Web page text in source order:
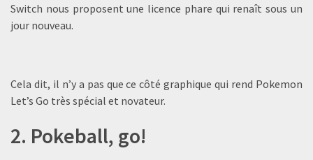
Switch nous proposent une licence phare qui renaît sous un
jour nouveau.
Cela dit, il n’y a pas que ce côté graphique qui rend Pokemon
Let’s Go très spécial et novateur.
2. Pokeball, go!